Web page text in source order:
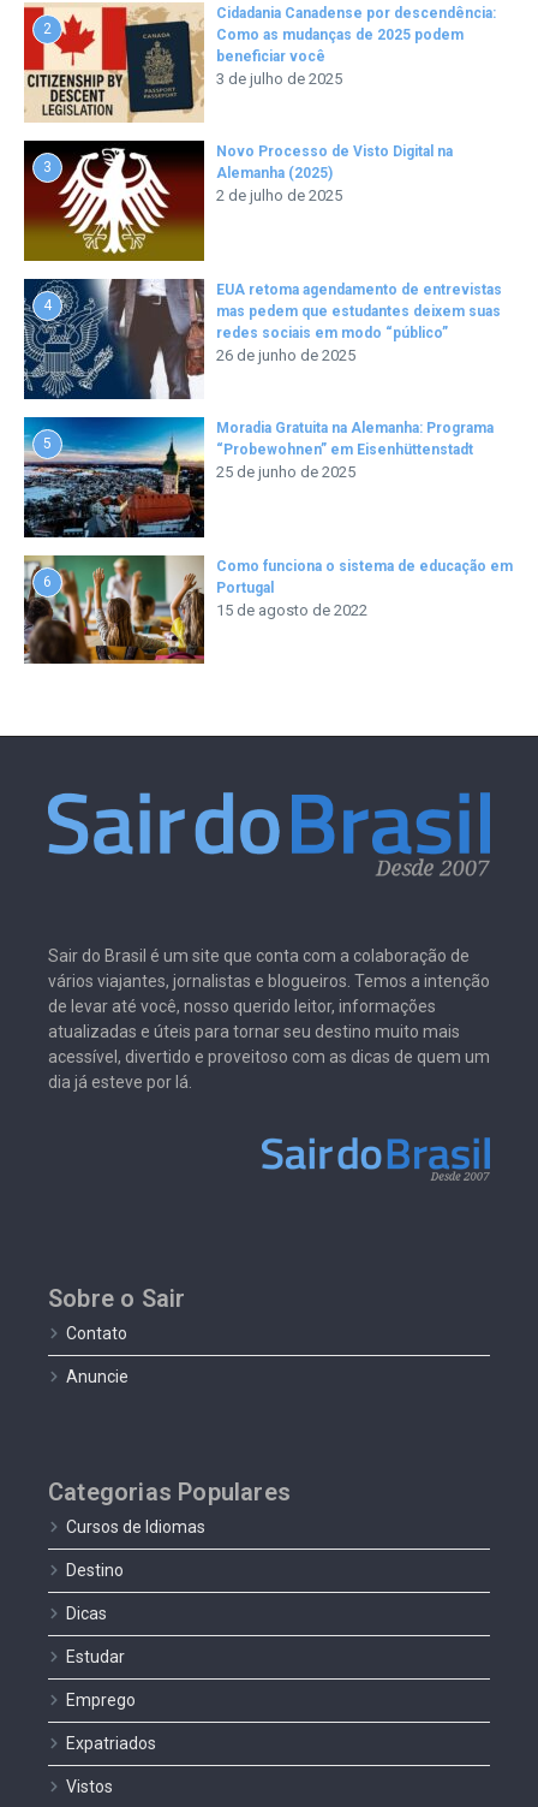
2
Cidadania Canadense por descendência:
Como as mudanças de 2025 podem
beneficiar você
3 de julho de 2025
3
Novo Processo de Visto Digital na
Alemanha (2025)
2 de julho de 2025
4
EUA retoma agendamento de entrevistas
mas pedem que estudantes deixem suas
redes sociais em modo “público”
26 de junho de 2025
5
Moradia Gratuita na Alemanha: Programa
“Probewohnen” em Eisenhüttenstadt
25 de junho de 2025
6
Como funciona o sistema de educação em
Portugal
15 de agosto de 2022
Sair do Brasil é um site que conta com a colaboração de
vários viajantes, jornalistas e blogueiros. Temos a intenção
de levar até você, nosso querido leitor, informações
atualizadas e úteis para tornar seu destino muito mais
acessível, divertido e proveitoso com as dicas de quem um
dia já esteve por lá.
Sobre o Sair
Contato
Anuncie
Categorias Populares
Cursos de Idiomas
Destino
Dicas
Estudar
Emprego
Expatriados
Vistos